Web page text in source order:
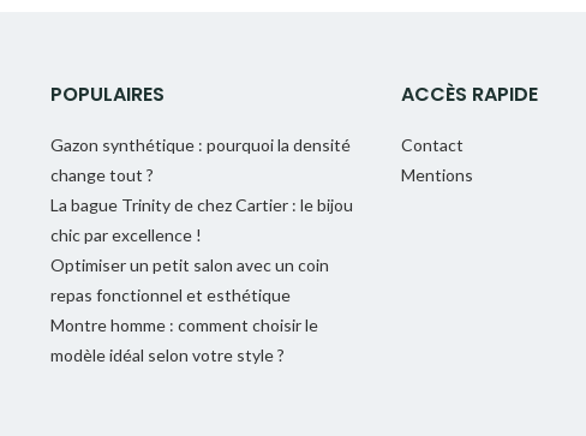
POPULAIRES
Gazon synthétique : pourquoi la densité
change tout ?
La bague Trinity de chez Cartier : le bijou
chic par excellence !
Optimiser un petit salon avec un coin
repas fonctionnel et esthétique
Montre homme : comment choisir le
modèle idéal selon votre style ?
ACCÈS RAPIDE
Contact
Mentions